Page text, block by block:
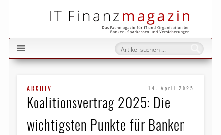
ARCHIV 14. April 2025
Koalitionsvertrag 2025: Die
wichtigsten Punkte für Banken